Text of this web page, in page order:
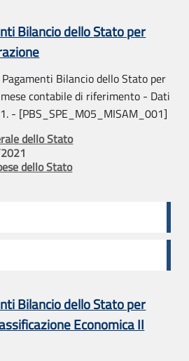
Bilancio dello Stato per
Bilancio dello Stato per
contabile di riferimento - Dati
- [PBS_SPE_M05_MISAM_001]
dello Stato
dello Stato
Bilancio dello Stato per
Economica II